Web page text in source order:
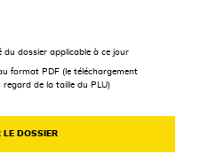
du dossier applicable à ce jour
format PDF (le téléchargement
regard de la taille du PLU)
LE DOSSIER